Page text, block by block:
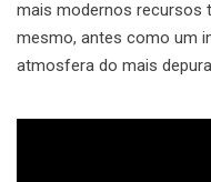
mais modernos recursos
mesmo, antes como um
atmosfera do mais